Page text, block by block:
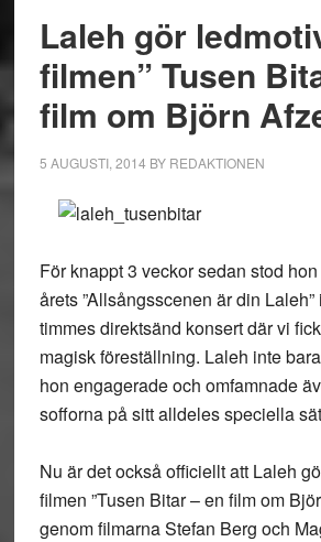
Laleh gör
filmen” Tusen
film om Björn
5 AUGUSTI, 2014 BY REDAKTIONEN
För knappt 3 veckor sedan stod
årets ”Allsångsscenen är din Laleh”
timmes direktsänd konsert där vi
magisk föreställning. Laleh inte
hon engagerade och omfamnade
sofforna på sitt alldeles speciella
Nu är det också officiellt att Laleh
filmen ”Tusen Bitar – en film om
genom filmarna Stefan Berg och